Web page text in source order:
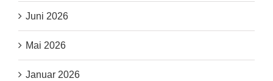
Juni 2026
Mai 2026
Januar 2026